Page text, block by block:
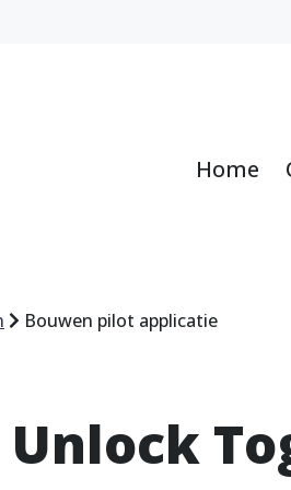
Home
Bouwen pilot applicatie